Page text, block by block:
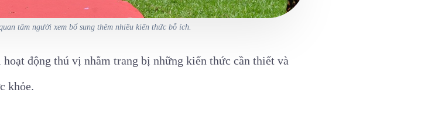
tâm người xem bổ sung thêm nhiều kiến thức bỗ ích.
động thú vị nhằm trang bị những kiến thức cần thiết và
khỏe.